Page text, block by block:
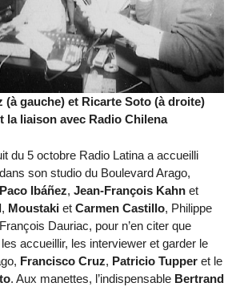
(à gauche) et Ricarte Soto (à droite)
la liaison avec Radio Chilena
du 5 octobre Radio Latina a accueilli
son studio du Boulevard Arago,
Paco Ibáñez, Jean-François Kahn et
, Moustaki et Carmen Castillo, Philippe
Dauriac, pour n’en citer que
accueillir, les interviewer et garder le
Francisco Cruz, Patricio Tupper et le
. Aux manettes, l’indispensable Bertrand